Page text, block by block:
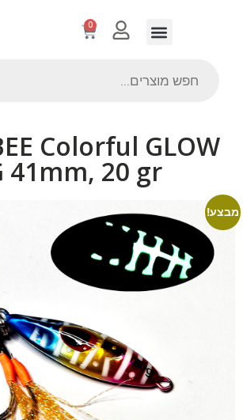
0
Colorful GLOW
41mm, 20 gr
מבצע!